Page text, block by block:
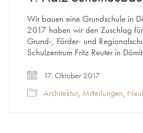
Wir bauen eine Grundschule in
2017 haben wir den Zuschlag
Grund-, Förder- und
Schulzentrum Fritz Reuter in
17. Oktober 2017
Architektur, Mitteilungen,